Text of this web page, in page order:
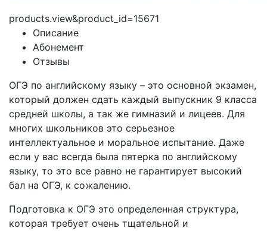
products.view&product_id=15671
Описание
Абонемент
Отзывы
ОГЭ по английскому языку – это основной экзамен,
который должен сдать каждый выпускник 9 класса
средней школы, а так же гимназий и лицеев. Для
многих школьников это серьезное
интеллектуальное и моральное испытание. Даже
если у вас всегда была пятерка по английскому
языку, то это все равно не гарантирует высокий
бал на ОГЭ, к сожалению.
Подготовка к ОГЭ это определенная структура,
которая требует очень тщательной и